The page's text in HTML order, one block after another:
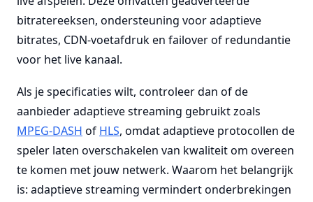
bitratereeksen, ondersteuning voor adaptieve
bitrates, CDN-voetafdruk en failover of redundantie
voor het live kanaal.
Als je specificaties wilt, controleer dan of de
aanbieder adaptieve streaming gebruikt zoals
MPEG-DASH of HLS, omdat adaptieve protocollen de
speler laten overschakelen van kwaliteit om overeen
te komen met jouw netwerk. Waarom het belangrijk
is: adaptieve streaming vermindert onderbrekingen